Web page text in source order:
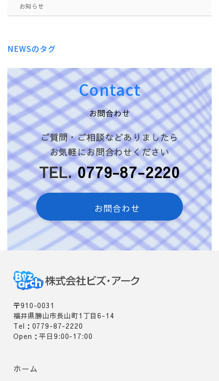
お知らせ
NEWSのタグ
Contact
お問合わせ
ご質問・ご相談などありましたら
お気軽にお問合わせください
TEL. 0779-87-2220
お問合わせ
〒910-0031
福井県勝山市長山町1丁目6-14
Tel：0779-87-2220
Open：平日9:00-17:00
ホーム